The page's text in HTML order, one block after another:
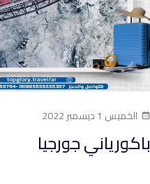
الخميس 1 ديسمبر 2022
باكورياني جورجيا